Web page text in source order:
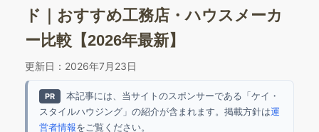
ド｜おすすめ工務店・ハウスメーカ
ー比較【2026年最新】
更新日： 2026年7月23日
PR
本記事には、当サイトのスポンサーである「ケイ・
スタイルハウジング」の紹介が含まれます。掲載方針は運
営者情報をご覧ください。